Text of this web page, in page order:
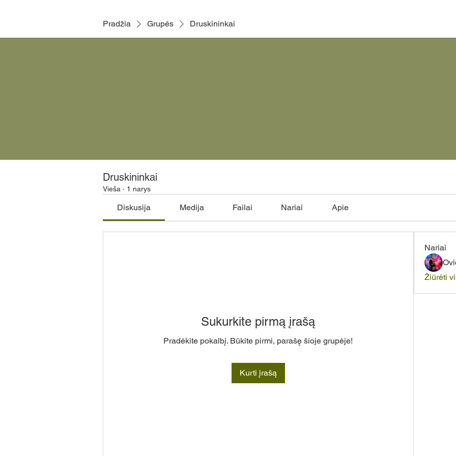
Pradžia Grupės Druskininkai
Druskininkai
Vieša · 1 narys
Diskusija Medija Failai Nariai Apie
Sukurkite pirmą įrašą
Pradėkite pokalbį. Būkite pirmi, parašę šioje grupėje!
Kurti įrašą
Nariai
Žiūrėti